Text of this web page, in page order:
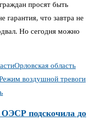
просят быть
что завтра не
Но сегодня можно
Орловская область
воздушной тревоги
подскочила до